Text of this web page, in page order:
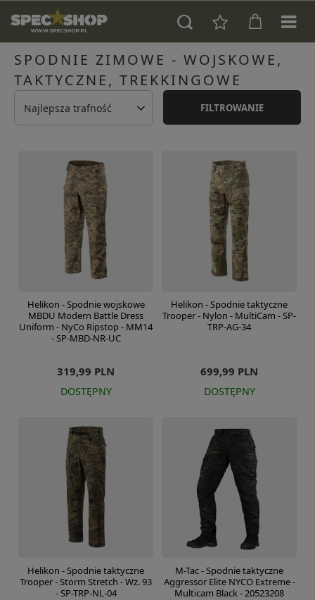
SPODNIE ZIMOWE - WOJSKOWE,
TAKTYCZNE, TREKKINGOWE
Najlepsza trafność FILTROWANIE
Helikon - Spodnie wojskowe
MBDU Modern Battle Dress
Uniform - NyCo Ripstop - MM14
- SP-MBD-NR-UC
319,99 PLN
DOSTĘPNY
Helikon - Spodnie taktyczne
Trooper - Nylon - MultiCam - SP-
TRP-AG-34
699,99 PLN
DOSTĘPNY
Helikon - Spodnie taktyczne
Trooper - Storm Stretch - Wz. 93
- SP-TRP-NL-04
M-Tac - Spodnie taktyczne
Aggressor Elite NYCO Extreme -
Multicam Black - 20523208